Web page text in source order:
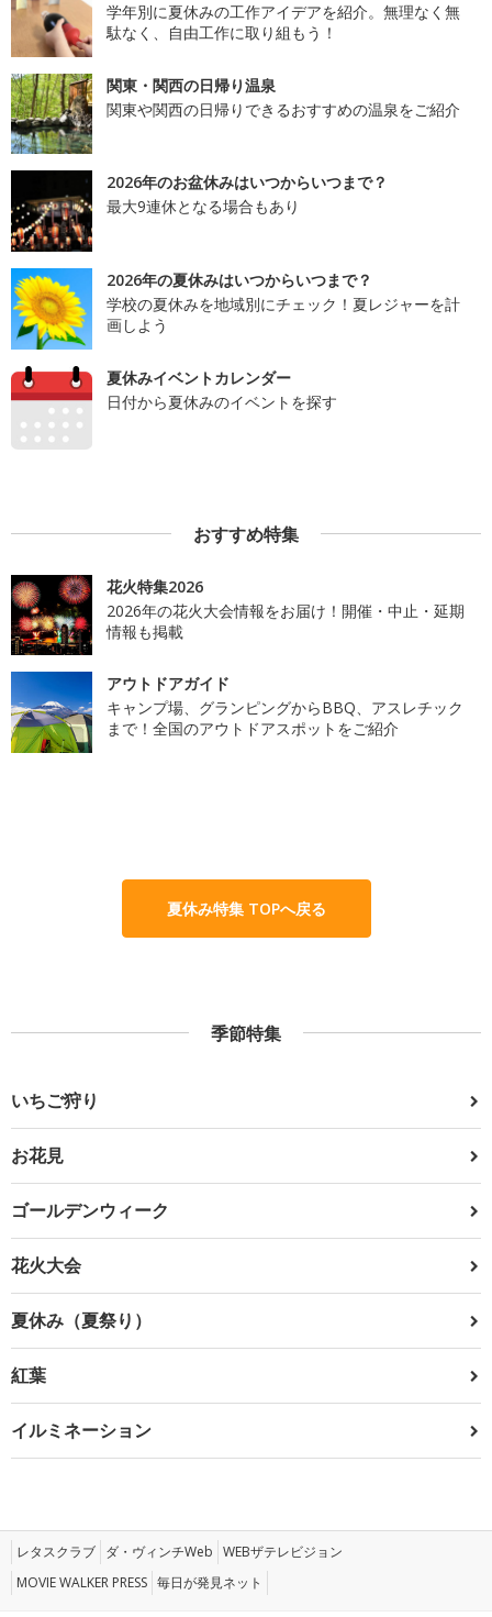
学年別に夏休みの工作アイデアを紹介。無理なく無
駄なく、自由工作に取り組もう！
関東・関西の日帰り温泉
関東や関西の日帰りできるおすすめの温泉をご紹介
2026年のお盆休みはいつからいつまで？
最大9連休となる場合もあり
2026年の夏休みはいつからいつまで？
学校の夏休みを地域別にチェック！夏レジャーを計
画しよう
夏休みイベントカレンダー
日付から夏休みのイベントを探す
おすすめ特集
花火特集2026
2026年の花火大会情報をお届け！開催・中止・延期
情報も掲載
アウトドアガイド
キャンプ場、グランピングからBBQ、アスレチック
まで！全国のアウトドアスポットをご紹介
夏休み特集 TOPへ戻る
季節特集
いちご狩り
お花見
ゴールデンウィーク
花火大会
夏休み（夏祭り）
紅葉
イルミネーション
レタスクラブ ダ・ヴィンチWeb WEBザテレビジョン
MOVIE WALKER PRESS 毎日が発見ネット